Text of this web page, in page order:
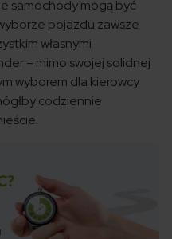
samochody mogą być
pojazdu zawsze
własnymi
– mimo swojej solidnej
wyborem dla kierowcy
codziennie